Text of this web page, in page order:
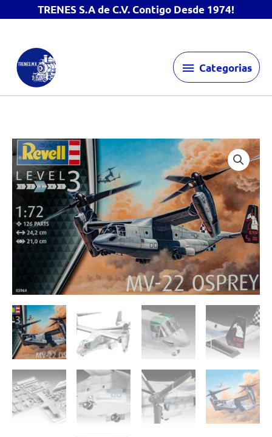
TRENES S.A de C.V. Contigo Desde 1974!
contenido
Categorias
Categorias